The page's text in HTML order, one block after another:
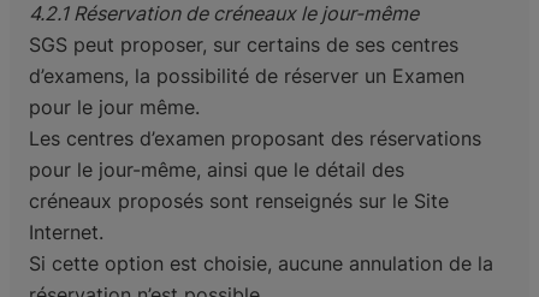
4.2.1 Réservation de créneaux le jour-même
SGS peut proposer, sur certains de ses centres
d’examens, la possibilité de réserver un Examen
pour le jour même.
Les centres d’examen proposant des réservations
pour le jour-même, ainsi que le détail des
créneaux proposés sont renseignés sur le Site
Internet.
Si cette option est choisie, aucune annulation de la